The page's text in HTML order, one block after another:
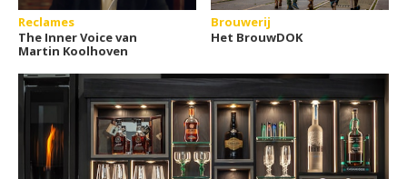
Reclames
The Inner Voice van
Martin Koolhoven
Brouwerij
Het BrouwDOK